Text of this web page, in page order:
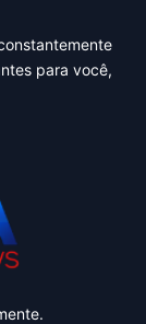
para você,